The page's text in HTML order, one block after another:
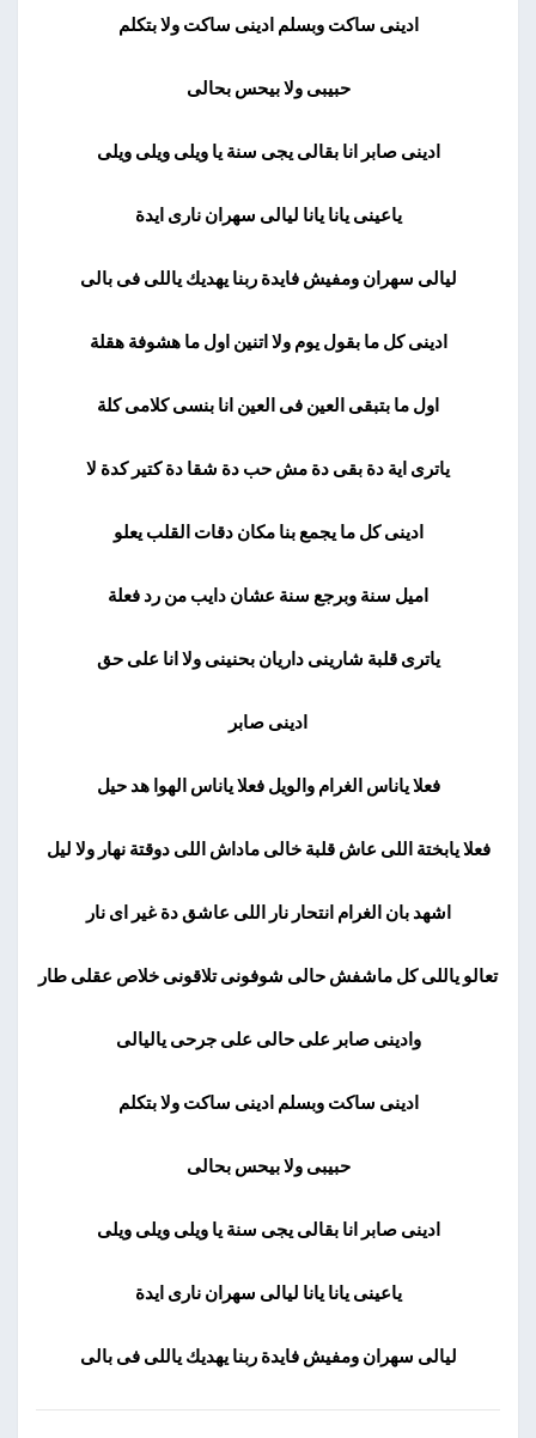
ادينى ساكت وبسلم ادينى ساكت ولا بتكلم
حبيبى ولا بيحس بحالى
ادينى صابر انا بقالى يجى سنة يا ويلى ويلى ويلى
ياعينى يانا يانا ليالى سهران نارى ايدة
ليالى سهران ومفيش فايدة ربنا يهديك ياللى فى بالى
ادينى كل ما بقول يوم ولا اتنين اول ما هشوفة هقلة
اول ما بتبقى العين فى العين انا بنسى كلامى كلة
ياترى اية دة بقى دة مش حب دة شقا دة كتير كدة لا
ادينى كل ما يجمع بنا مكان دقات القلب يعلو
اميل سنة وبرجع سنة عشان دايب من رد فعلة
ياترى قلبة شارينى داريان بحنينى ولا انا على حق
ادينى صابر
فعلا ياناس الغرام والويل فعلا ياناس الهوا هد حيل
فعلا يابختة اللى عاش قلبة خالى ماداش اللى دوقتة نهار ولا ليل
اشهد بان الغرام انتحار نار اللى عاشق دة غير اى نار
تعالو ياللى كل ماشفش حالى شوفونى تلاقونى خلاص عقلى طار
وادينى صابر على حالى على جرحى ياليالى
ادينى ساكت وبسلم ادينى ساكت ولا بتكلم
حبيبى ولا بيحس بحالى
ادينى صابر انا بقالى يجى سنة يا ويلى ويلى ويلى
ياعينى يانا يانا ليالى سهران نارى ايدة
ليالى سهران ومفيش فايدة ربنا يهديك ياللى فى بالى